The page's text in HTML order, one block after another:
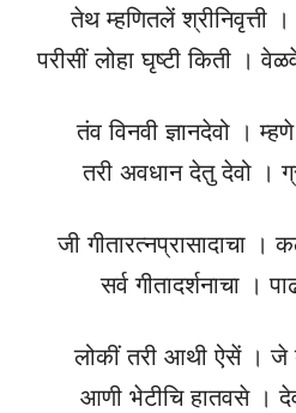
तेथ म्हणितलें श्रीनिवृत्ती
परीसीं लोहा घृष्टी किती ।
तंव विनवी ज्ञानदेवो ।
तरी अवधान देतु देवो ।
जी गीतारत्नप्रासादाचा ।
सर्व गीतादर्शनाचा ।
लोकीं तरी आथी ऐसें ।
आणी भेटीचि हातवसे ।